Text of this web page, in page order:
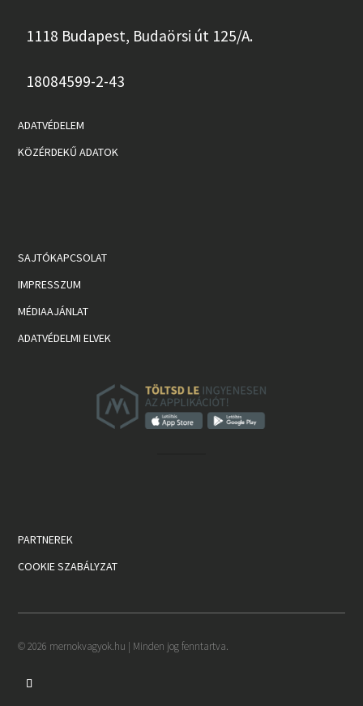
1118 Budapest, Budaörsi út 125/A.
18084599-2-43
ADATVÉDELEM
KÖZÉRDEKŰ ADATOK
SAJTÓKAPCSOLAT
IMPRESSZUM
MÉDIAAJÁNLAT
ADATVÉDELMI ELVEK
PARTNEREK
COOKIE SZABÁLYZAT
© 2026 mernokvagyok.hu | Minden jog fenntartva.